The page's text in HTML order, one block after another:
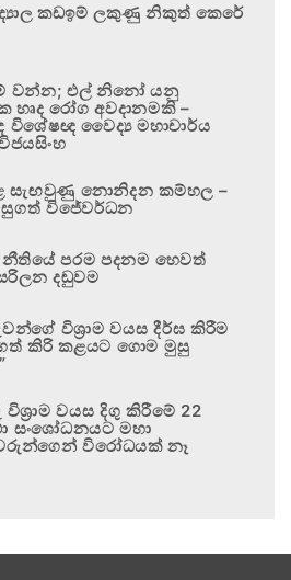
කඩඉම් ලකුණු නිකුත් කෙරේ
වන්න; එල් නිනෝ යනු
හෘද රෝග අවදානමකි –
විශේෂඥ වෛද්‍ය මහාචාර්ය
සැඟවුණු නොනිදන කම්හල –
විජේවර්ධන
නීතියේ පරම පදනම හෙවත්
දඬුවම
විශ්‍රාම වයස දීර්ඝ කිරීම
කිරි කළයට ගොම මුසු
වයස දිගු කිරීමේ 22
සංශෝධනයට මහා
විරෝධයක් නෑ